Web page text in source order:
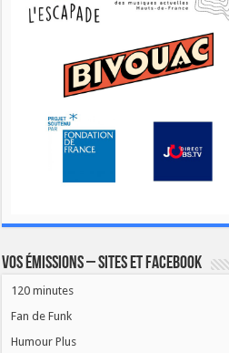
Vos émissions – Sites et Facebook
120 minutes
Fan de Funk
Humour Plus